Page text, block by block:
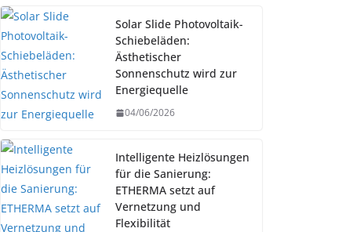
Solar Slide Photovoltaik-
Schiebeläden:
Ästhetischer
Sonnenschutz wird zur
Energiequelle
04/06/2026
Intelligente Heizlösungen
für die Sanierung:
ETHERMA setzt auf
Vernetzung und
Flexibilität